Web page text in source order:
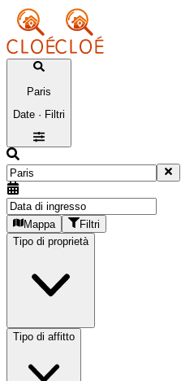
Paris
Date · Filtri
Mappa
Filtri
Tipo di proprietà
Tipo di affitto